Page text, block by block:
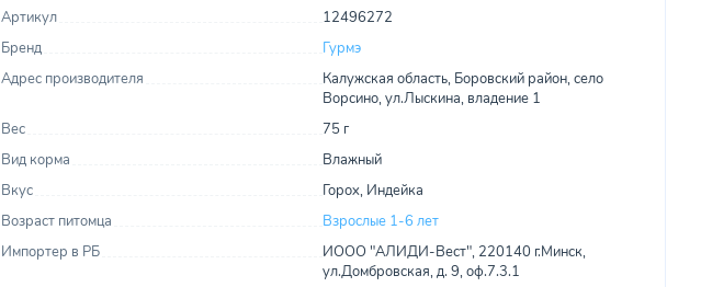
Артикул
12496272
Бренд
Гурмэ
Адрес производителя
Калужская область, Боровский район, село
Ворсино, ул.Лыскина, владение 1
Вес
75 г
Вид корма
Влажный
Вкус
Горох, Индейка
Возраст питомца
Взрослые 1-6 лет
Импортер в РБ
ИООО "АЛИДИ-Вест", 220140 г.Минск,
ул.Домбровская, д. 9, оф.7.3.1